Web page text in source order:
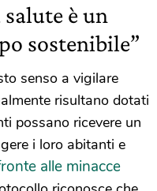
è un
sostenibile”
senso a vigilare
risultano dotati
possano ricevere un
i loro abitanti e
alle minacce